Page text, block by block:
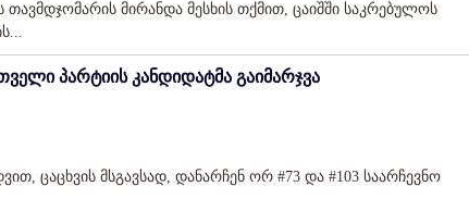
მირანდა მესხის თქმით, ცაიშში საკრებულოს
პარტიის კანდიდატმა გაიმარჯვა
ცაცხვის მსგავსად, დანარჩენ ორ #73 და #103 საარჩევნო